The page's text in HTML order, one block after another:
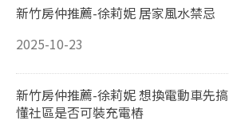
新竹房仲推薦-徐莉妮 居家風水禁忌
2025-10-23
新竹房仲推薦-徐莉妮 想換電動車先搞
懂社區是否可裝充電樁